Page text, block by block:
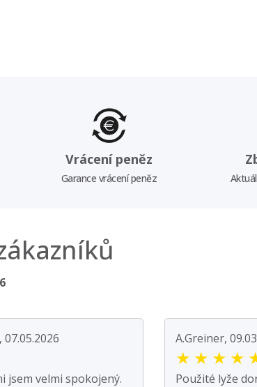
Vrácení peněz
Garance vrácení peněz
jsem velmi spokojený.
A.Greiner,
★ ★ ★ ★
Použité lyže